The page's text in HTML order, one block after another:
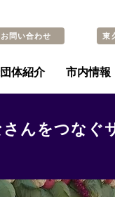
問い合わせ 東
体紹介 市内情報
んをつなぐ